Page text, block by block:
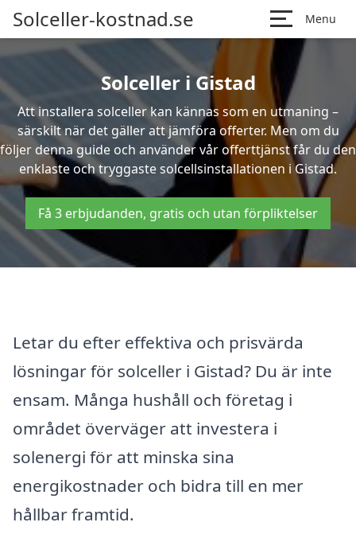
Solceller-kostnad.se Menu
Solceller i Gistad
Att installera solceller kan kännas som en utmaning –
särskilt när det gäller att jämföra offerter. Men om du
följer denna guide och använder vår offerttjänst får du den
enklaste och tryggaste solcellsinstallationen i Gistad.
Få 3 erbjudanden, gratis och utan förpliktelser
Letar du efter effektiva och prisvärda
lösningar för solceller i Gistad? Du är inte
ensam. Många hushåll och företag i
området överväger att investera i
solenergi för att minska sina
energikostnader och bidra till en mer
hållbar framtid.